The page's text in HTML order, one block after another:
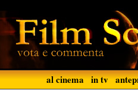
al cinema in tv